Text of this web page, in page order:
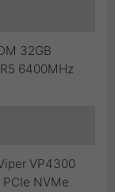
32GB
6400MHz
VP4300
NVMe